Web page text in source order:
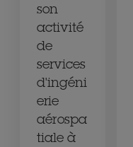
son
activité
de
services
d'ingéni
erie
aérospa
tiale à